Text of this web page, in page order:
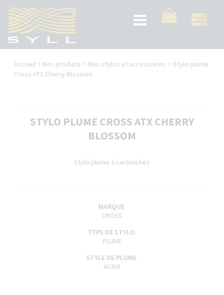
contenu
principal
Toggle
navigation
Vous
êtes
Accueil > Nos produits > Nos stylos et accessoires > Stylo plume
Cross ATX Cherry Blossom
STYLO PLUME CROSS ATX CHERRY
BLOSSOM
Stylo plume à cartouches
MARQUE
CROSS
TYPE DE STYLO
PLUME
STYLE DE PLUME
ACIER